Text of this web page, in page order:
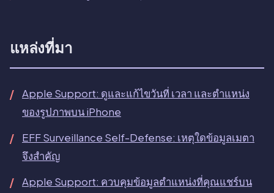
แหล่งที่มา
Apple Support: ดูและแก้ไขวันที่ เวลา และตำแหน่ง
ของรูปภาพบน iPhone
EFF Surveillance Self-Defense: เหตุใดข้อมูลเมตา
จึงสำคัญ
Apple Support: ควบคุมข้อมูลตำแหน่งที่คุณแชร์บน